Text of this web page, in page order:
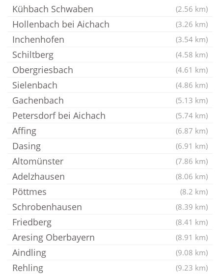
Kühbach Schwaben (2.56 km)
Hollenbach bei Aichach (3.26 km)
Inchenhofen (3.54 km)
Schiltberg (4.58 km)
Obergriesbach (4.61 km)
Sielenbach (4.86 km)
Gachenbach (5.13 km)
Petersdorf bei Aichach (5.74 km)
Affing (6.87 km)
Dasing (6.91 km)
Altomünster (7.86 km)
Adelzhausen (8.06 km)
Pöttmes (8.2 km)
Schrobenhausen (8.39 km)
Friedberg (8.41 km)
Aresing Oberbayern (8.91 km)
Aindling (9.08 km)
Rehling (9.23 km)